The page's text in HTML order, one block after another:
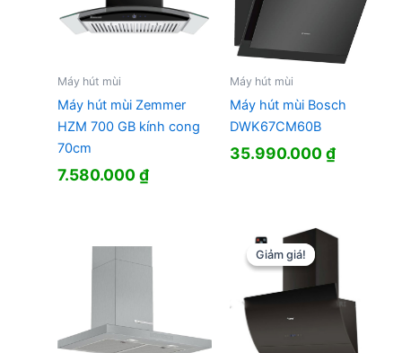
Máy hút mùi
Máy hút mùi Zemmer
HZM 700 GB kính cong
70cm
7.580.000₫
Máy hút mùi
Máy hút mùi Bosch
DWK67CM60B
35.990.000₫
Giảm giá!
Giảm giá!